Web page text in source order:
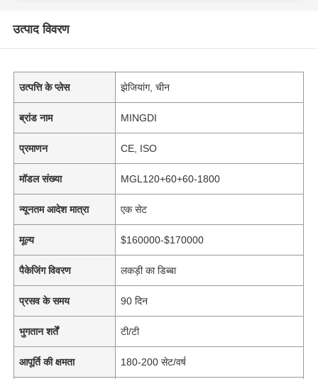
उत्पाद विवरण
उत्पत्ति के प्लेस झेजियांग, चीन
ब्रांड नाम MINGDI
प्रमाणन CE, ISO
मॉडल संख्या MGL120+60+60-1800
न्यूनतम आदेश मात्रा एक सेट
मूल्य $160000-$170000
पैकेजिंग विवरण लकड़ी का डिब्बा
प्रसव के समय 90 दिन
भुगतान शर्तें टी/टी
आपूर्ति की क्षमता 180-200 सेट/वर्ष